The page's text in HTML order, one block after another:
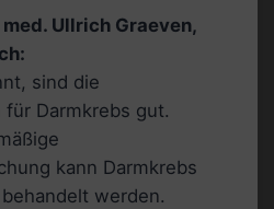
Ullrich Graeven,
sind die
für Darmkrebs gut.
kann Darmkrebs
werden.